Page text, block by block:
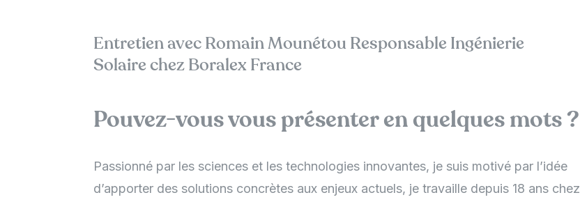
Entretien avec Romain Mounétou Responsable Ingénierie
Solaire chez Boralex France
Pouvez-vous vous présenter en quelques mots ?
Passionné par les sciences et les technologies innovantes, je suis motivé par l’idée
d’apporter des solutions concrètes aux enjeux actuels, je travaille depuis 18 ans chez